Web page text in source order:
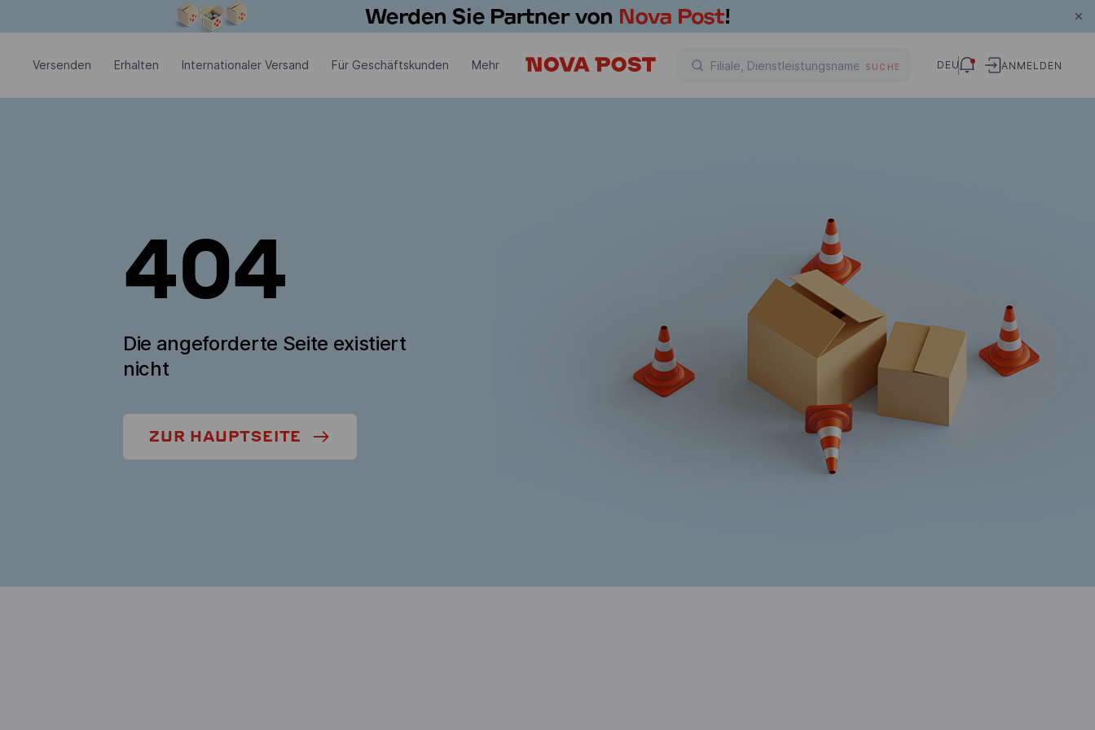
Versenden Erhalten Internationaler Versand Für Geschäftskunden Mehr SUCHE DEU ANMELDEN
404
Die angeforderte Seite existiert
nicht
ZUR HAUPTSEITE
Modales Fenster ist geöffnet